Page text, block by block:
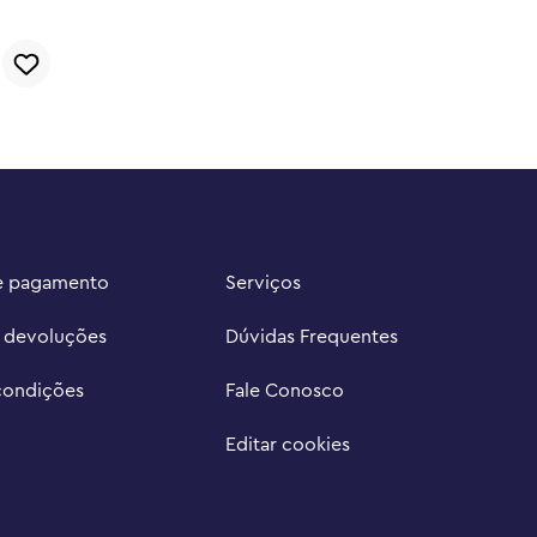
pagamento
devoluções
Serviços
Dúvidas Frequentes
Fale Conosco
Editar cookies